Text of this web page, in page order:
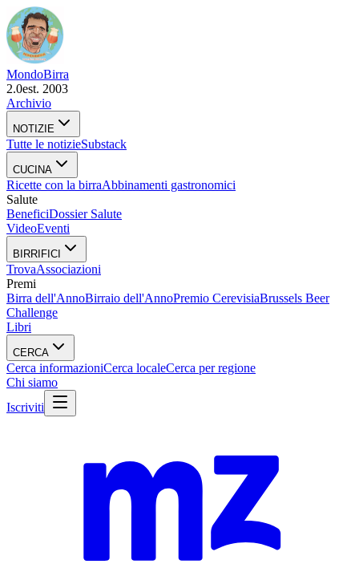
MondoBirra
2.0est. 2003
Archivio
NOTIZIE
Tutte le notizieSubstack
CUCINA
Ricette con la birraAbbinamenti gastronomici
Salute
BeneficiDossier Salute
VideoEventi
BIRRIFICI
TrovaAssociazioni
Premi
Birra dell'AnnoBirraio dell'AnnoPremio CerevisiaBrussels Beer
Challenge
Libri
CERCA
Cerca informazioniCerca localeCerca per regione
Chi siamo
Iscriviti